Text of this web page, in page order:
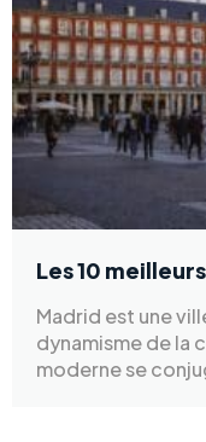
Les 10
Madrid est une
dynamisme de la
moderne se